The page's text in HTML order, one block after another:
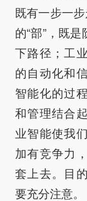
既有一步一
的“部”，既
下路径；工
的自动化和
智能化的过
和管理结合
业智能使我
加有竞争力
套上去。目
要充分注意。